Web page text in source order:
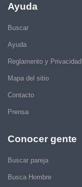
Ayuda
Buscar
Ayuda
Reglamento y Privacidad
Mapa del sitio
Contacto
Prensa
Conocer gente
Buscar pareja
Busca Hombre